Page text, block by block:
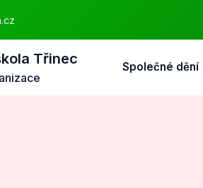
Třinec Společné dění